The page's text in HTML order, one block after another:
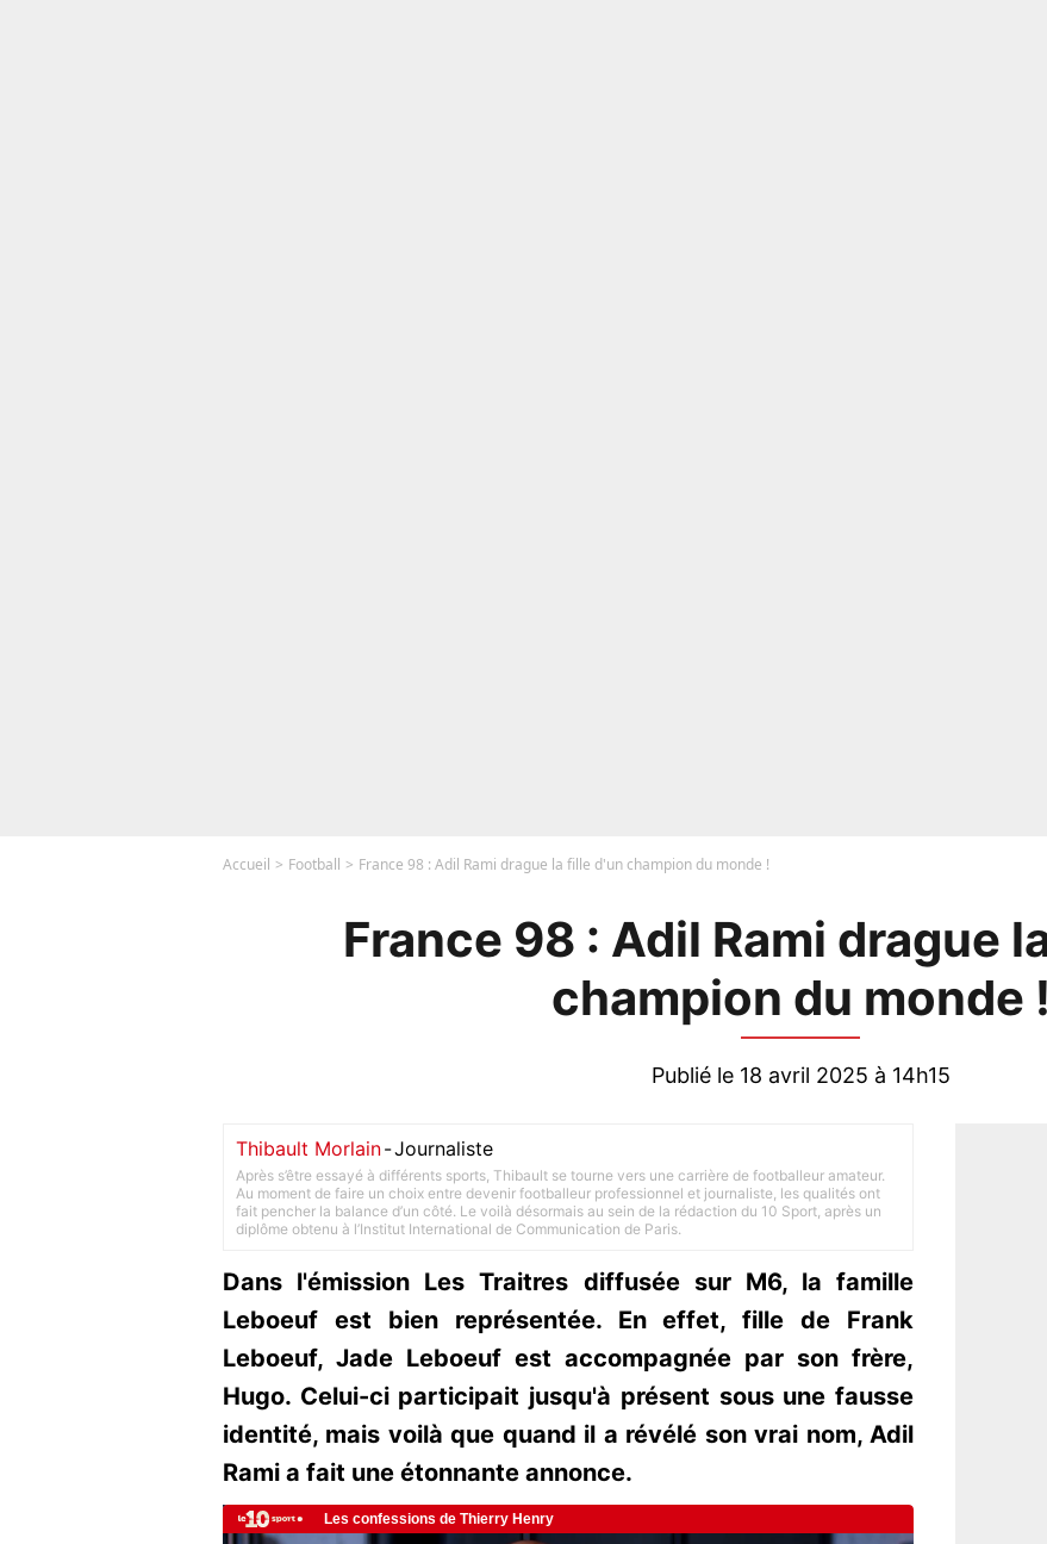
Accueil Football France 98 : Adil Rami drague la fille d'un champion du monde !
France 98 : Adil Rami drague
champion du monde !
Publié le 18 avril 2025 à 14h15
Thibault Morlain-Journaliste
Après s’être essayé à différents sports, Thibault se tourne vers une carrière de footballeur amateur.
Au moment de faire un choix entre devenir footballeur professionnel et journaliste, les qualités ont
fait pencher la balance d’un côté. Le voilà désormais au sein de la rédaction du 10 Sport, après un
diplôme obtenu à l’Institut International de Communication de Paris.
Dans l'émission Les Traitres diffusée sur M6, la famille
Leboeuf est bien représentée. En effet, fille de Frank
Leboeuf, Jade Leboeuf est accompagnée par son frère,
Hugo. Celui-ci participait jusqu'à présent sous une fausse
identité, mais voilà que quand il a révélé son vrai nom, Adil
Rami a fait une étonnante annonce.